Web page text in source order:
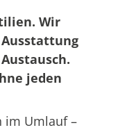
Wir
jeden
im Umlauf –